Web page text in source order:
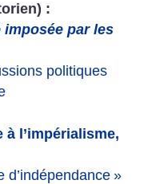
:
imposée par les
politiques
à l’impérialisme,
d’indépendance »